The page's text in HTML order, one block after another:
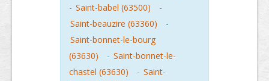
- Saint-babel (63500)
-
Saint-beauzire (63360)
-
Saint-bonnet-le-bourg
(63630)
- Saint-bonnet-le-
chastel (63630)
- Saint-